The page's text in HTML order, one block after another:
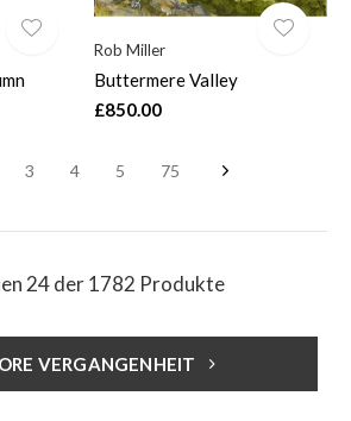
Rob Miller
Buttermere Valley
£850.00
3 4 5 75
24 der 1782 Produkte
VERGANGENHEIT